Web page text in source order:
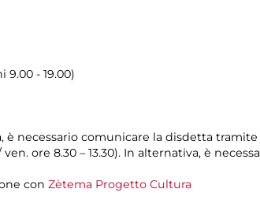
- 19.00)
necessario comunicare la disdetta
ven. ore 8.30 – 13.30). In alternativa, è
con Zètema Progetto Cultura